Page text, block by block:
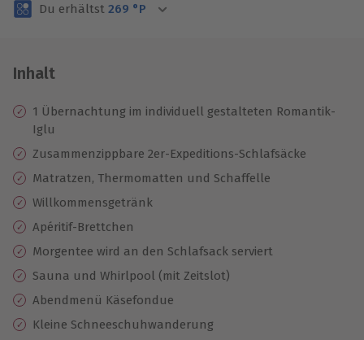
Volle Flexibilität
3 Jahre gültig & verlängerbar.
Du erhältst 269 °P
Inhalt
1 Übernachtung im individuell gestalteten Romantik-
Iglu
Zusammenzippbare 2er-Expeditions-Schlafsäcke
Matratzen, Thermomatten und Schaffelle
Willkommensgetränk
Apéritif-Brettchen
Morgentee wird an den Schlafsack serviert
Sauna und Whirlpool (mit Zeitslot)
Abendmenü Käsefondue
Kleine Schneeschuhwanderung